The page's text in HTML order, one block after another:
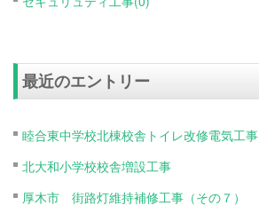
最近のエントリー
睦合東中学校北棟校舎トイレ改修電気工事
北大和小学校校舎増設工事
厚木市 街路灯維持補修工事（その７）